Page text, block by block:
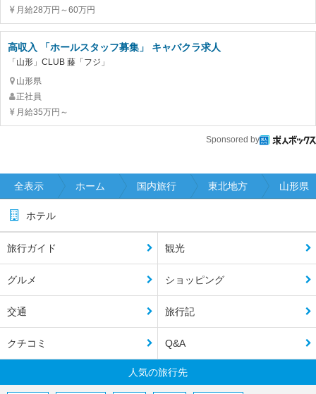
月給28万円～60万円
高収入 「ホールスタッフ募集」 キャバクラ求人
「山形」CLUB 藤「フジ」
山形県
正社員
月給35万円～
Sponsored by
全表示 ホーム 国内旅行 東北地方 山形県
ホテル
旅行ガイド 観光
グルメ ショッピング
交通 旅行記
クチコミ Q&A
人気の旅行先